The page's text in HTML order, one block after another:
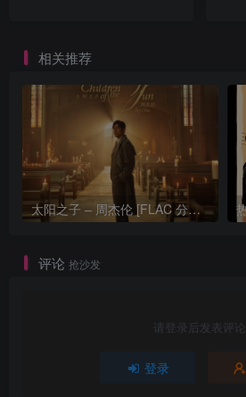
相关推荐
太阳之子 – 周杰伦 [FLAC 分轨 192Khz 24bit]
评论 抢沙发
请登录后发表评论
登录